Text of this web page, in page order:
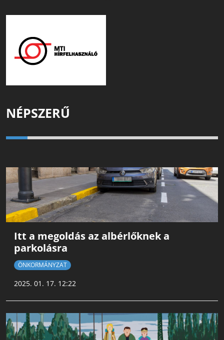
NÉPSZERŰ
Itt a megoldás az albérlőknek a
parkolásra
ÖNKORMÁNYZAT
2025. 01. 17. 12:22